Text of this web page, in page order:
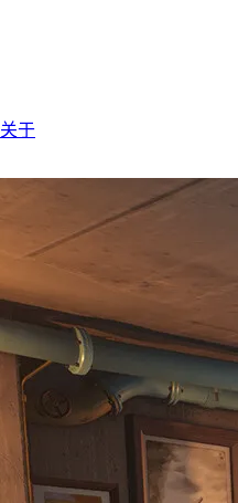
关于